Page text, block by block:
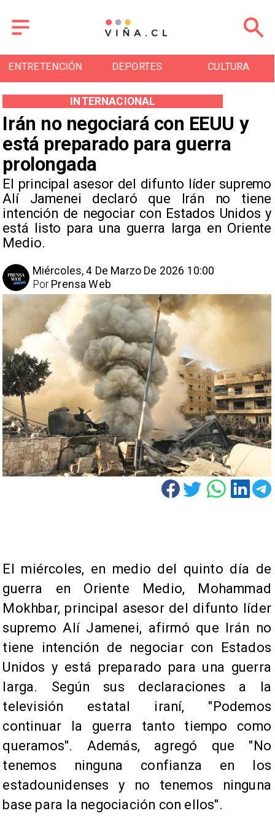
ENTRETENCIÓN DEPORTES CULTURA
Irán no negociará con EEUU y
está preparado para guerra
prolongada
El principal asesor del difunto líder supremo
Alí Jamenei declaró que Irán no tiene
intención de negociar con Estados Unidos y
está listo para una guerra larga en Oriente
Medio.
INTERNACIONAL
Miércoles, 4 De Marzo De 2026 10:00
Prensa Web
Por
El miércoles, en medio del quinto día de
guerra en Oriente Medio, Mohammad
Mokhbar, principal asesor del difunto líder
supremo Alí Jamenei, afirmó que Irán no
tiene intención de negociar con Estados
Unidos y está preparado para una guerra
larga. Según sus declaraciones a la
televisión estatal iraní, "Podemos
continuar la guerra tanto tiempo como
queramos". Además, agregó que "No
tenemos ninguna confianza en los
estadounidenses y no tenemos ninguna
base para la negociación con ellos".